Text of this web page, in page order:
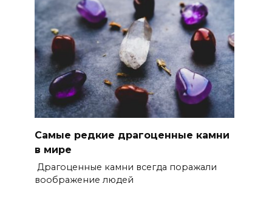
Самые редкие драгоценные камни
в мире
Драгоценные камни всегда поражали
воображение людей